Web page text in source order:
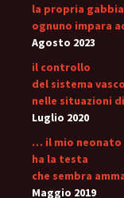
la propria gabbia
ognuno impara
Agosto 2023
il controllo
del sistema
nelle situazioni
Luglio 2020
… il mio neonato
ha la testa
che sembra
Maggio 2019